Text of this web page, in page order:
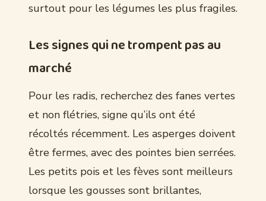
surtout pour les légumes les plus fragiles.
Les signes qui ne trompent pas au
marché
Pour les radis, recherchez des fanes vertes
et non flétries, signe qu’ils ont été
récoltés récemment. Les asperges doivent
être fermes, avec des pointes bien serrées.
Les petits pois et les fèves sont meilleurs
lorsque les gousses sont brillantes,